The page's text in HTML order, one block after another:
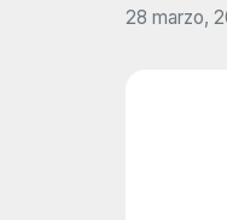
28 marzo,